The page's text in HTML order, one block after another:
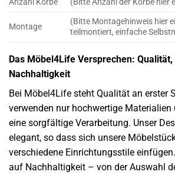
Anzahl Körbe
(Bitte Anzahl der Körbe hier
Montage
(Bitte Montagehinweis hier
teilmontiert, einfache
Das Möbel4Life Versprechen: Qualität,
Nachhaltigkeit
Bei Möbel4Life steht Qualität an erster
verwenden nur hochwertige
eine sorgfältige Verarbeitung. Unser
elegant, so dass sich unsere
verschiedene Einrichtungsstile
auf Nachhaltigkeit – von der Auswahl